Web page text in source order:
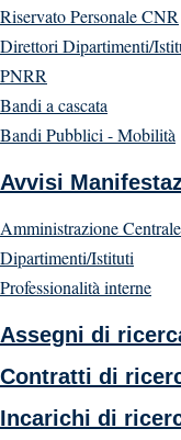
Riservato Personale CNR
Direttori Dipartimenti/
PNRR
Bandi a cascata
Bandi Pubblici - Mobilità
Avvisi
Amministrazione Centrale
Dipartimenti/Istituti
Professionalità interne
Assegni di
Contratti di
Incarichi di